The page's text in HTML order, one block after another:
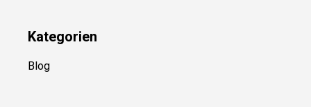
Kategorien
Blog